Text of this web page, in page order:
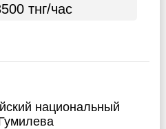
тнг/час
национальный